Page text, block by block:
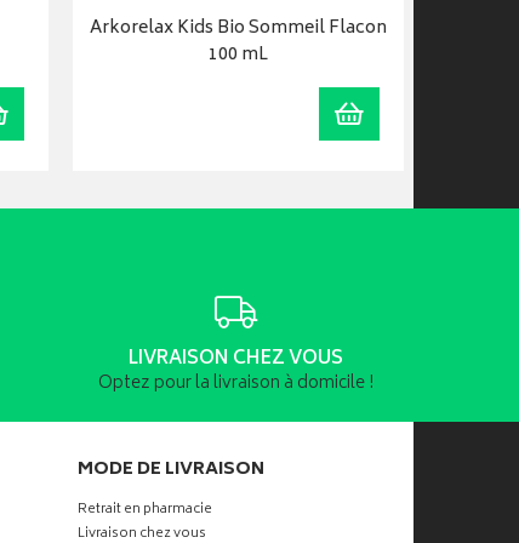
Ajouter au panier
Arkorelax Kids Bio Sommeil Flacon
100 mL
Ajouter au panier
LIVRAISON CHEZ VOUS
Optez pour la livraison à domicile !
MODE DE LIVRAISON
Retrait en pharmacie
Livraison chez vous